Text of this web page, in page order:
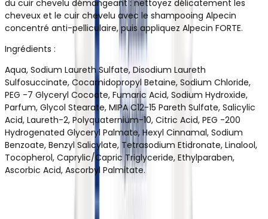
du cuir chevelu démangeant : nettoyez délicatement les
cheveux et le cuir chevelu avec le shampooing Alpecin
concentré anti-pelliculaire, puis appliquez Alpecin FORTE.
Ingrédients :
Aqua, Sodium Laureth Sulfate, Disodium Laureth
Sulfosuccinate, Cocamidopropyl Betaine, Sodium Chloride,
PEG -7 Glyceryl Cocoate, Fumaric Acid, Sodium Hydroxide,
Parfum, Glycol Stearate, MIPA C12-15 Pareth Sulfate, Salicylic
Acid, Laureth-2, Polyquaternium-10, Citric Acid, PEG -200
Hydrogenated Glyceryl Palmate, Hexyl Cinnamal, Sodium
Benzoate, Benzyl Salicylate, Tetrasodium Etidronate, Linalool,
Tocopherol, Caprylic/Capric Triglyceride, Ethylparaben,
Ascorbic Acid, Ascorbyl Palmitate.